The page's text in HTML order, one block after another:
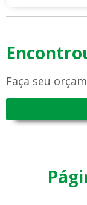
Faça seu